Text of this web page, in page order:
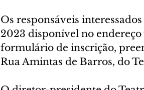
Os responsáveis
2023 disponível no
formulário de inscrição,
Rua Amintas de Barros, do